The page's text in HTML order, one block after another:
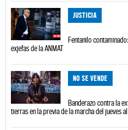
JUSTICIA
Fentanilo
exjefas de la ANMAT
NO SE VENDE
Banderazo contra la
tierras en la previa de la marcha del jueves